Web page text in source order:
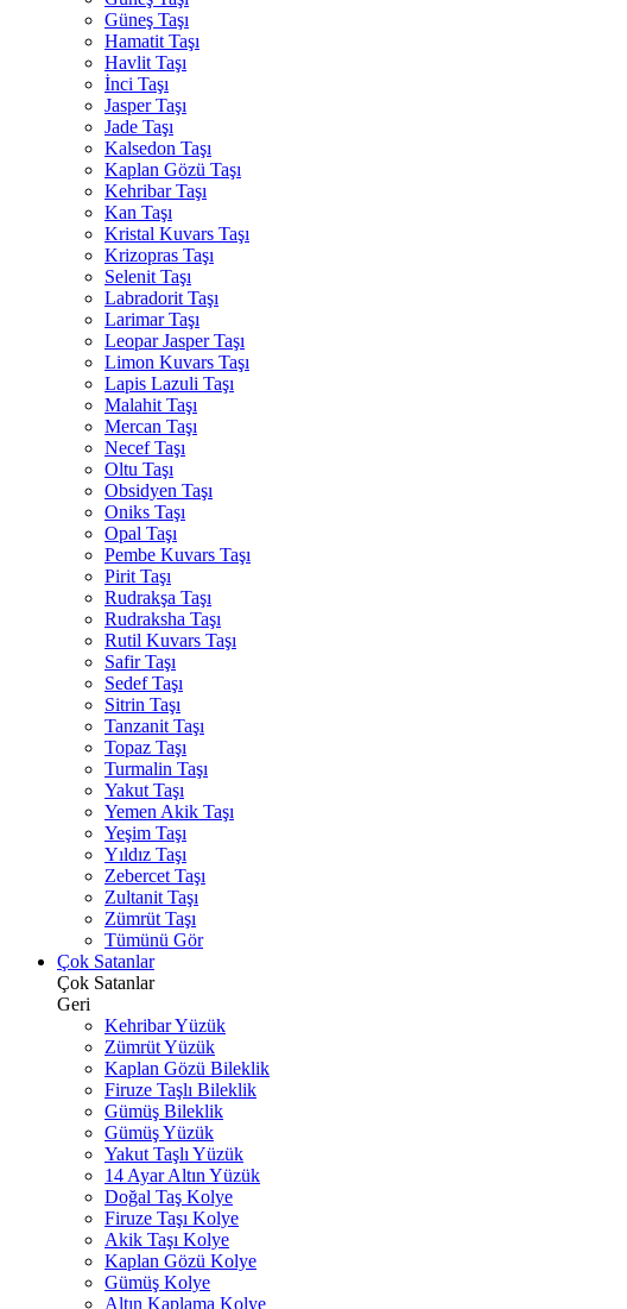
Güneş Taşı
Hamatit Taşı
Havlit Taşı
İnci Taşı
Jasper Taşı
Jade Taşı
Kalsedon Taşı
Kaplan Gözü Taşı
Kehribar Taşı
Kan Taşı
Kristal Kuvars Taşı
Krizopras Taşı
Selenit Taşı
Labradorit Taşı
Larimar Taşı
Leopar Jasper Taşı
Limon Kuvars Taşı
Lapis Lazuli Taşı
Malahit Taşı
Mercan Taşı
Necef Taşı
Oltu Taşı
Obsidyen Taşı
Oniks Taşı
Opal Taşı
Pembe Kuvars Taşı
Pirit Taşı
Rudrakşa Taşı
Rudraksha Taşı
Rutil Kuvars Taşı
Safir Taşı
Sedef Taşı
Sitrin Taşı
Tanzanit Taşı
Topaz Taşı
Turmalin Taşı
Yakut Taşı
Yemen Akik Taşı
Yeşim Taşı
Yıldız Taşı
Zebercet Taşı
Zultanit Taşı
Zümrüt Taşı
Tümünü Gör
Çok Satanlar
Çok Satanlar
Geri
Kehribar Yüzük
Zümrüt Yüzük
Kaplan Gözü Bileklik
Firuze Taşlı Bileklik
Gümüş Bileklik
Gümüş Yüzük
Yakut Taşlı Yüzük
14 Ayar Altın Yüzük
Doğal Taş Kolye
Firuze Taşı Kolye
Akik Taşı Kolye
Kaplan Gözü Kolye
Gümüş Kolye
Altın Kaplama Kolye